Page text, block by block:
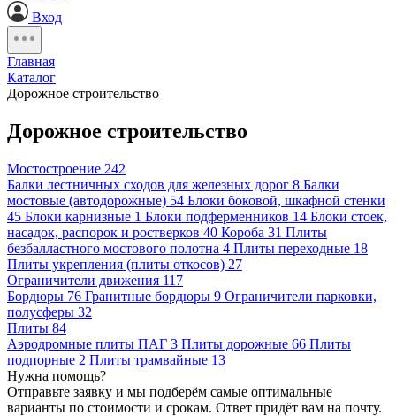
Вход
Главная
Каталог
Дорожное строительство
Дорожное строительство
Мостостроение 242
Балки лестничных сходов для железных дорог 8 Балки
мостовые (автодорожные) 54 Блоки боковой, шкафной стенки
45 Блоки карнизные 1 Блоки подферменников 14 Блоки стоек,
насадок, распорок и ростверков 40 Короба 31 Плиты
безбалластного мостового полотна 4 Плиты переходные 18
Плиты укрепления (плиты откосов) 27
Ограничители движения 117
Бордюры 76 Гранитные бордюры 9 Ограничители парковки,
полусферы 32
Плиты 84
Аэродромные плиты ПАГ 3 Плиты дорожные 66 Плиты
подпорные 2 Плиты трамвайные 13
Нужна помощь?
Отправьте заявку и мы подберём самые оптимальные
варианты по стоимости и срокам. Ответ придёт вам на почту.